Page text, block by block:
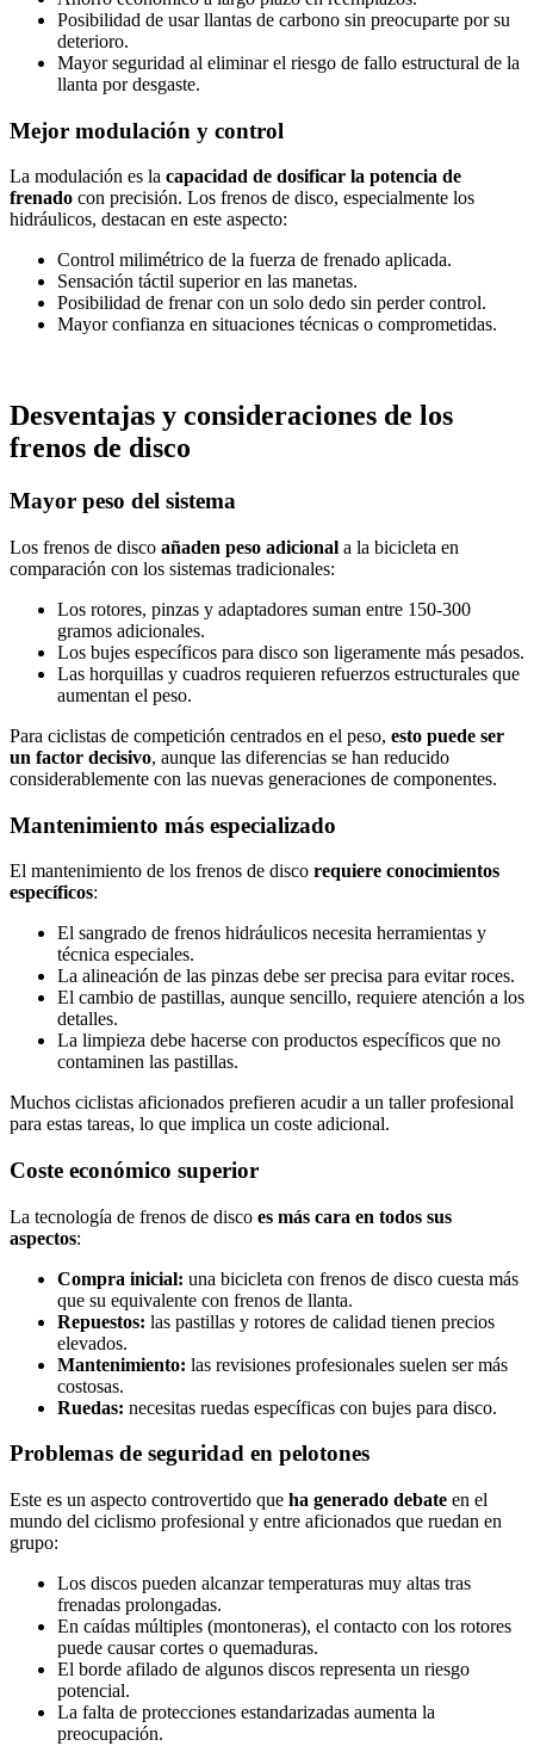
Posibilidad de usar llantas de carbono sin preocuparte por su
deterioro.
Mayor seguridad al eliminar el riesgo de fallo estructural de la
llanta por desgaste.
Mejor modulación y control
La modulación es la capacidad de dosificar la potencia de
frenado con precisión. Los frenos de disco, especialmente los
hidráulicos, destacan en este aspecto:
Control milimétrico de la fuerza de frenado aplicada.
Sensación táctil superior en las manetas.
Posibilidad de frenar con un solo dedo sin perder control.
Mayor confianza en situaciones técnicas o comprometidas.
Desventajas y consideraciones de los
frenos de disco
Mayor peso del sistema
Los frenos de disco añaden peso adicional a la bicicleta en
comparación con los sistemas tradicionales:
Los rotores, pinzas y adaptadores suman entre 150-300
gramos adicionales.
Los bujes específicos para disco son ligeramente más pesados.
Las horquillas y cuadros requieren refuerzos estructurales que
aumentan el peso.
Para ciclistas de competición centrados en el peso, esto puede ser
un factor decisivo, aunque las diferencias se han reducido
considerablemente con las nuevas generaciones de componentes.
Mantenimiento más especializado
El mantenimiento de los frenos de disco requiere conocimientos
específicos:
El sangrado de frenos hidráulicos necesita herramientas y
técnica especiales.
La alineación de las pinzas debe ser precisa para evitar roces.
El cambio de pastillas, aunque sencillo, requiere atención a los
detalles.
La limpieza debe hacerse con productos específicos que no
contaminen las pastillas.
Muchos ciclistas aficionados prefieren acudir a un taller profesional
para estas tareas, lo que implica un coste adicional.
Coste económico superior
La tecnología de frenos de disco es más cara en todos sus
aspectos:
Compra inicial: una bicicleta con frenos de disco cuesta más
que su equivalente con frenos de llanta.
Repuestos: las pastillas y rotores de calidad tienen precios
elevados.
Mantenimiento: las revisiones profesionales suelen ser más
costosas.
Ruedas: necesitas ruedas específicas con bujes para disco.
Problemas de seguridad en pelotones
Este es un aspecto controvertido que ha generado debate en el
mundo del ciclismo profesional y entre aficionados que ruedan en
grupo:
Los discos pueden alcanzar temperaturas muy altas tras
frenadas prolongadas.
En caídas múltiples (montoneras), el contacto con los rotores
puede causar cortes o quemaduras.
El borde afilado de algunos discos representa un riesgo
potencial.
La falta de protecciones estandarizadas aumenta la
preocupación.